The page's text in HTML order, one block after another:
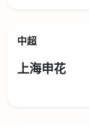
中超
上海申花